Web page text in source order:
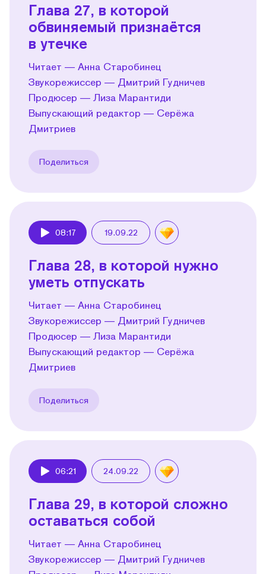
Глава 27, в которой
обвиняемый признаётся
в утечке
Читает — Анна Старобинец
Звукорежиссер — Дмитрий Гудничев
Продюсер — Лиза Марантиди
Выпускающий редактор — Серёжа
Дмитриев
Поделиться
08:17 19.09.22
Глава 28, в которой нужно
уметь отпускать
Читает — Анна Старобинец
Звукорежиссер — Дмитрий Гудничев
Продюсер — Лиза Марантиди
Выпускающий редактор — Серёжа
Дмитриев
Поделиться
06:21 24.09.22
Глава 29, в которой сложно
оставаться собой
Читает — Анна Старобинец
Звукорежиссер — Дмитрий Гудничев